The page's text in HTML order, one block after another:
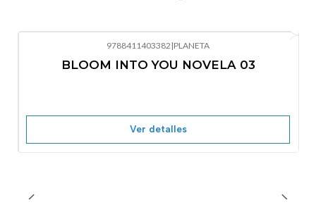
9788411403382 |PLANETA
BLOOM INTO YOU NOVELA 03
Ver detalles